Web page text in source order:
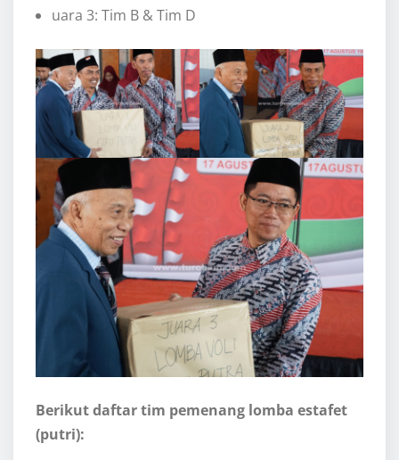
uara 3: Tim B & Tim D
Berikut daftar tim pemenang lomba estafet
(putri):